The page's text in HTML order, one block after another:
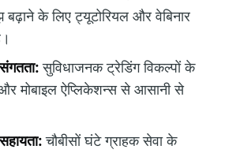
बढ़ाने के लिए ट्यूटोरियल और वेबिनार
सुविधाजनक ट्रेडिंग विकल्पों के
मोबाइल ऐप्लिकेशन्स से आसानी से
चौबीसों घंटे ग्राहक सेवा के